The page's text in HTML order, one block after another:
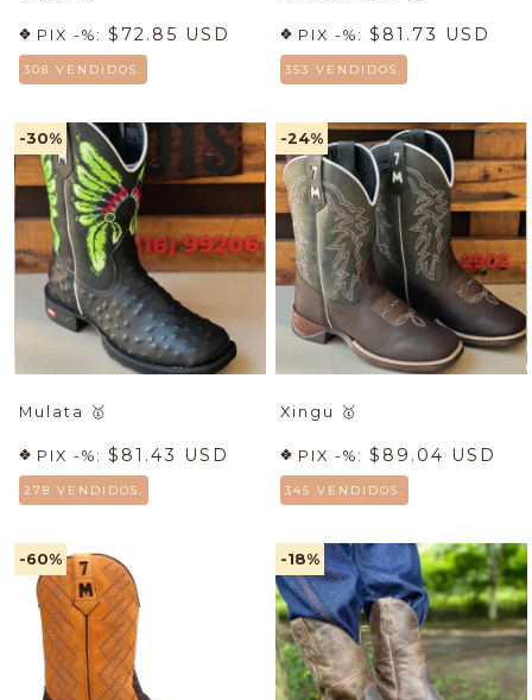
PIX -%: $72.85 USD
308 VENDIDOS.
PIX -%: $81.73 USD
353 VENDIDOS.
-30%
Mulata 🥇
PIX -%: $81.43 USD
278 VENDIDOS.
-24%
Xingu 🥇
PIX -%: $89.04 USD
345 VENDIDOS.
-60% -18%